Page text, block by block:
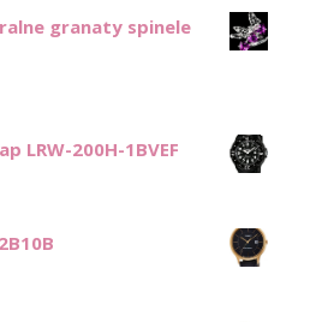
granaty spinele
LRW-200H-1BVEF